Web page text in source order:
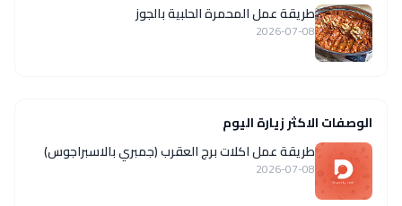
طريقة عمل المحمرة الحلبية بالجوز
2026-07-08
الوصفات الاكثر زيارة اليوم
طريقة عمل اكلات برج العقرب (جمبري بالاسبراجوس)
2026-07-08